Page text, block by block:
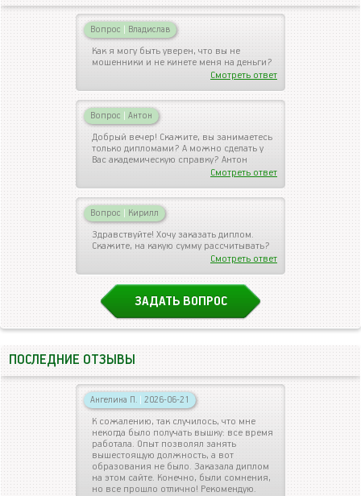
Вопрос | Владислав
Как я могу быть уверен, что вы не
мошенники и не кинете меня на деньги?
Смотреть ответ
Вопрос | Антон
Добрый вечер! Скажите, вы занимаетесь
только дипломами? А можно сделать у
Вас академическую справку? Антон
Смотреть ответ
Вопрос | Кирилл
Здравствуйте! Хочу заказать диплом.
Скажите, на какую сумму рассчитывать?
Смотреть ответ
ЗАДАТЬ ВОПРОС
ПОСЛЕДНИЕ ОТЗЫВЫ
Ангелина П. | 2026-06-21
К сожалению, так случилось, что мне
некогда было получать вышку: все время
работала. Опыт позволял занять
вышестоящую должность, а вот
образования не было. Заказала диплом
на этом сайте. Конечно, были сомнения,
но все прошло отлично! Рекомендую.